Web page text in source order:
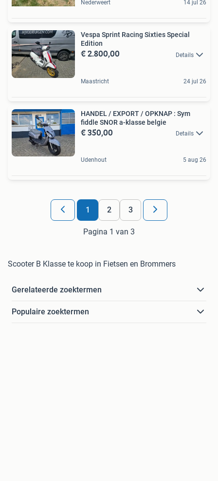
Nederweert 14 jul 26
Vespa Sprint Racing Sixties Special
Edition
€ 2.800,00 Details
Maastricht 24 jul 26
HANDEL / EXPORT / OPKNAP : Sym
fiddle SNOR a-klasse belgie
€ 350,00 Details
Udenhout 5 aug 26
1 2 3
Pagina 1 van 3
Scooter B Klasse te koop in Fietsen en Brommers
Gerelateerde zoektermen
Populaire zoektermen